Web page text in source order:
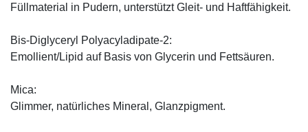
Füllmaterial in Pudern, unterstützt Gleit- und Haftfähigkeit.
Bis-Diglyceryl Polyacyladipate-2:
Emollient/Lipid auf Basis von Glycerin und Fettsäuren.
Mica:
Glimmer, natürliches Mineral, Glanzpigment.